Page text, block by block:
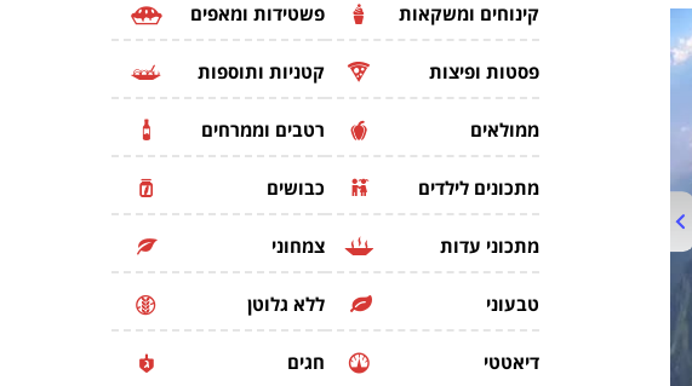
קינוחים ומשקאות פשטידות ומאפים
פסטות ופיצות קטניות ותוספות
ממולאים רטבים וממרחים
מתכונים לילדים כבושים
מתכוני עדות צמחוני
טבעוני ללא גלוטן
דיאטטי חגים